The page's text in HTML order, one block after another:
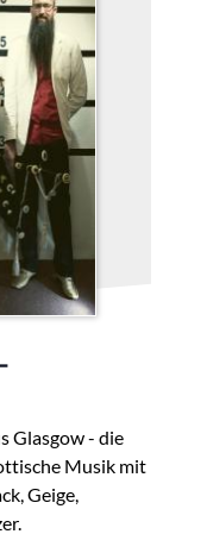
Glasgow - die
Musik mit
Geige,